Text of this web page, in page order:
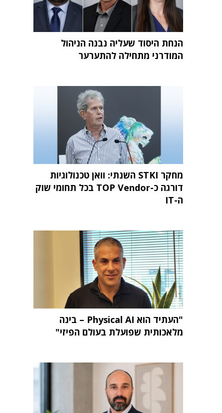
הנחת היסוד שעליה נבנה הניהול
המודרני מתחילה להתערער
מחקר STKI השנתי: וואן טכנולוגיות
דורגה כ-TOP Vendor בכל תחומי שוק
ה-IT
"העתיד הוא Physical AI – בינה
מלאכותית שפועלת בעולם הפיזי"